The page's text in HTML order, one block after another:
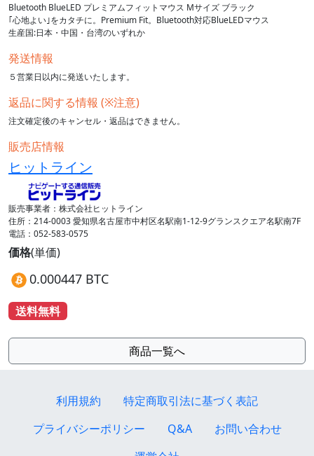
Bluetooth BlueLED プレミアムフィットマウス Mサイズ ブラック
｢心地よい｣をカタチに。Premium Fit。Bluetooth対応BlueLEDマウス
生産国:日本・中国・台湾のいずれか
発送情報
５営業日以内に発送いたします。
返品に関する情報 (※注意)
注文確定後のキャンセル・返品はできません。
販売店情報
ヒットライン
販売事業者：株式会社ヒットライン
住所：214-0003 愛知県名古屋市中村区名駅南1-12-9グランスクエア名駅南7F
電話：052-583-0575
価格(単価)
0.000447 BTC
送料無料
商品一覧へ
利用規約
特定商取引法に基づく表記
プライバシーポリシー
Q&A
お問い合わせ